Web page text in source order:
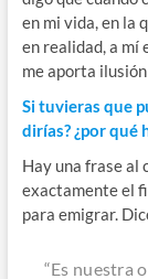
en mi vida, en la
en realidad, a
me aporta
Si tuvieras que
dirías? ¿por qué
Hay una frase al
exactamente el
para emigrar.
“Es nuestra